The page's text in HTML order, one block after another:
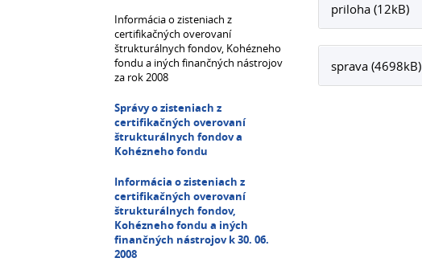
priloha (12kB)
sprava (4698kB)
Informácia o zisteniach z
certifikačných overovaní
štrukturálnych fondov, Kohézneho
fondu a iných finančných nástrojov
za rok 2008
Správy o zisteniach z
certifikačných overovaní
štrukturálnych fondov a
Kohézneho fondu
Informácia o zisteniach z
certifikačných overovaní
štrukturálnych fondov,
Kohézneho fondu a iných
finančných nástrojov k 30. 06.
2008